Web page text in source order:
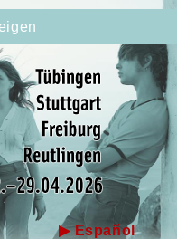
▶ Español